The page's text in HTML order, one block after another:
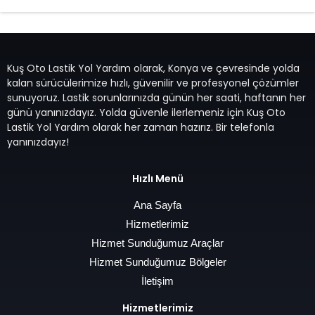
Kuş Oto Lastik Yol Yardım olarak, Konya ve çevresinde yolda
kalan sürücülerimize hızlı, güvenilir ve profesyonel çözümler
sunuyoruz. Lastik sorunlarınızda günün her saati, haftanın her
günü yanınızdayız. Yolda güvenle ilerlemeniz için Kuş Oto
Lastik Yol Yardım olarak her zaman hazırız. Bir telefonla
yanınızdayız!
Hızlı Menü
Ana Sayfa
Hizmetlerimiz
Hizmet Sunduğumuz Araçlar
Hizmet Sunduğumuz Bölgeler
İletişim
Hizmetlerimiz